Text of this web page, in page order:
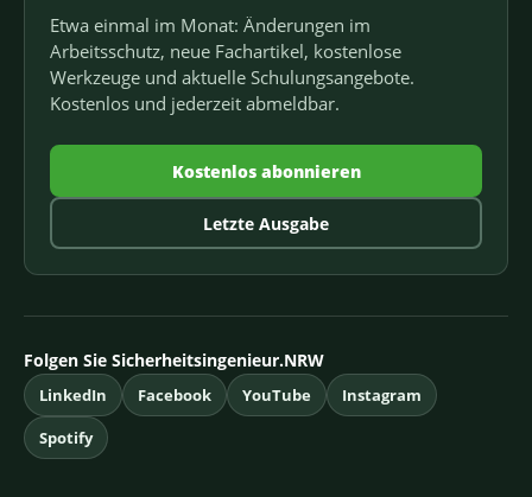
Etwa einmal im Monat: Änderungen im
Arbeitsschutz, neue Fachartikel, kostenlose
Werkzeuge und aktuelle Schulungsangebote.
Kostenlos und jederzeit abmeldbar.
Kostenlos abonnieren
Letzte Ausgabe
Folgen Sie Sicherheitsingenieur.NRW
LinkedIn Facebook YouTube
Instagram
Spotify